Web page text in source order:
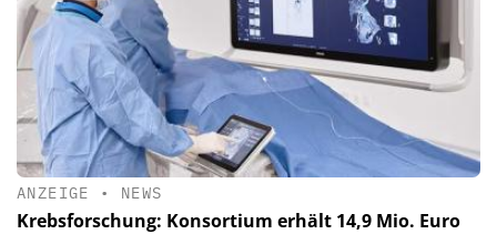
ANZEIGE • NEWS
Krebsforschung: Konsortium erhält 14,9 Mio. Euro